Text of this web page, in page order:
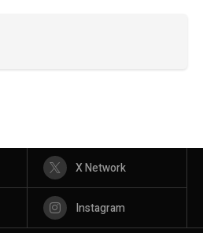
X Network
Instagram